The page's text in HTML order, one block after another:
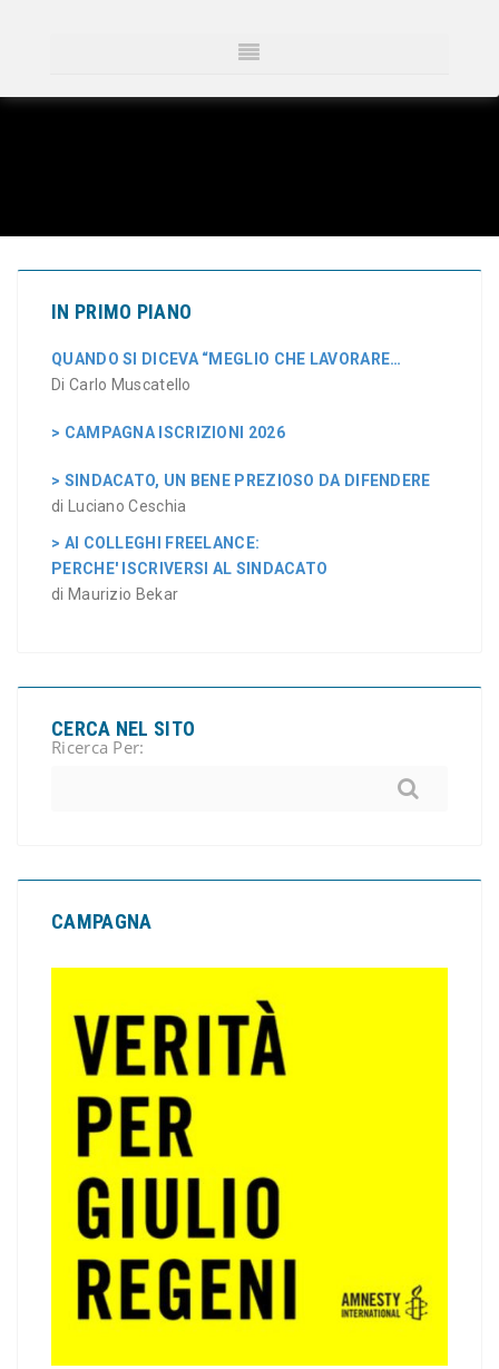
IN PRIMO PIANO
QUANDO SI DICEVA “MEGLIO CHE LAVORARE…
Di Carlo Muscatello
> CAMPAGNA ISCRIZIONI 2026
> SINDACATO, UN BENE PREZIOSO DA DIFENDERE
di Luciano Ceschia
> AI COLLEGHI FREELANCE:
PERCHE' ISCRIVERSI AL SINDACATO
di Maurizio Bekar
CERCA NEL SITO
Ricerca Per:
CAMPAGNA